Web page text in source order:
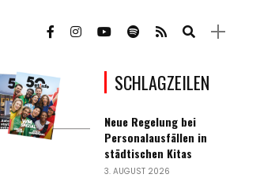
SCHLAGZEILEN
Neue Regelung bei
Personalausfällen in
städtischen Kitas
3. AUGUST 2026